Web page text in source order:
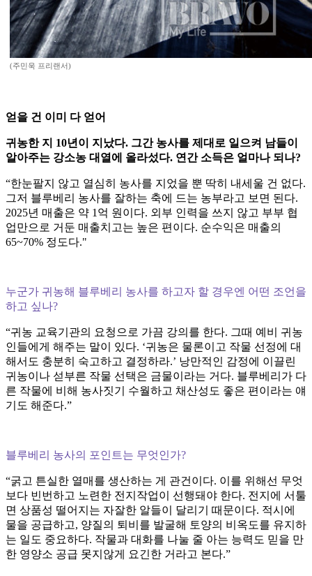
(주민욱 프리랜서)
얻을 건 이미 다 얻어
귀농한 지 10년이 지났다. 그간 농사를 제대로 일으켜 남들이
알아주는 강소농 대열에 올라섰다. 연간 소득은 얼마나 되나?
“한눈팔지 않고 열심히 농사를 지었을 뿐 딱히 내세울 건 없다.
그저 블루베리 농사를 잘하는 축에 드는 농부라고 보면 된다.
2025년 매출은 약 1억 원이다. 외부 인력을 쓰지 않고 부부 협
업만으로 거둔 매출치고는 높은 편이다. 순수익은 매출의
65~70% 정도다."
누군가 귀농해 블루베리 농사를 하고자 할 경우엔 어떤 조언을
하고 싶나?
“귀농 교육기관의 요청으로 가끔 강의를 한다. 그때 예비 귀농
인들에게 해주는 말이 있다. ‘귀농은 물론이고 작물 선정에 대
해서도 충분히 숙고하고 결정하라.’ 낭만적인 감정에 이끌린
귀농이나 섣부른 작물 선택은 금물이라는 거다. 블루베리가 다
른 작물에 비해 농사짓기 수월하고 채산성도 좋은 편이라는 얘
기도 해준다.”
블루베리 농사의 포인트는 무엇인가?
“굵고 튼실한 열매를 생산하는 게 관건이다. 이를 위해선 무엇
보다 빈번하고 노련한 전지작업이 선행돼야 한다. 전지에 서툴
면 상품성 떨어지는 자잘한 알들이 달리기 때문이다. 적시에
물을 공급하고, 양질의 퇴비를 발굴해 토양의 비옥도를 유지하
는 일도 중요하다. 작물과 대화를 나눌 줄 아는 능력도 믿을 만
한 영양소 공급 못지않게 요긴한 거라고 본다.”